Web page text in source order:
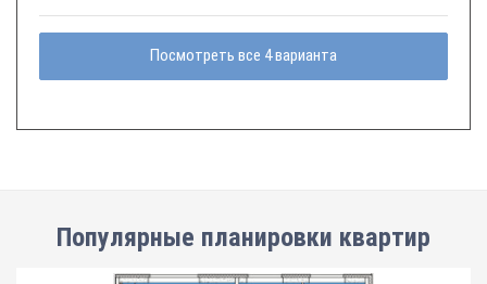
Посмотреть все 4 варианта
Популярные планировки квартир